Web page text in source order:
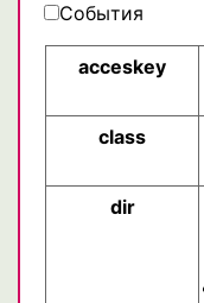
События
acceskey
class
dir